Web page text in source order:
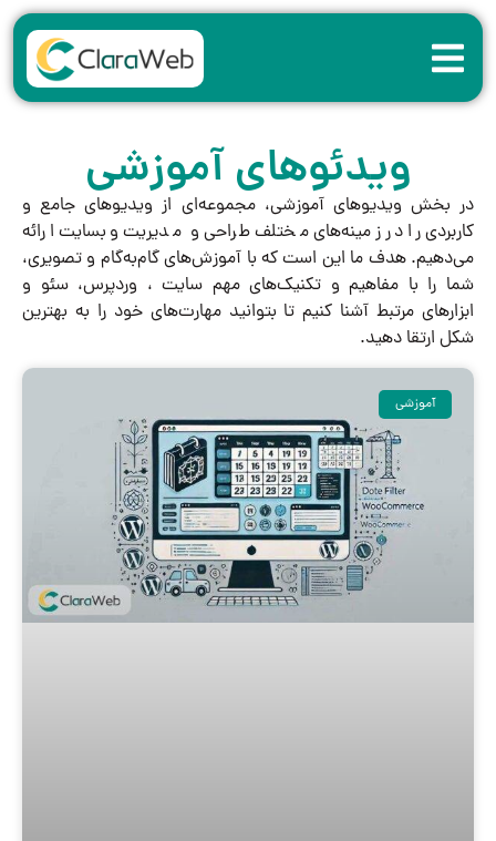
ویدئوهای آموزشی
در بخش ویدیوهای آموزشی، مجموعه‌ای از ویدیوهای جامع و
کاربردی را در زمینه‌های مختلف طراحی و مدیریت وبسایت ارائه
می‌دهیم. هدف ما این است که با آموزش‌های گام‌به‌گام و تصویری،
شما را با مفاهیم و تکنیک‌های مهم سایت ، وردپرس، سئو و
ابزارهای مرتبط آشنا کنیم تا بتوانید مهارت‌های خود را به بهترین
شکل ارتقا دهید.
آموزشی